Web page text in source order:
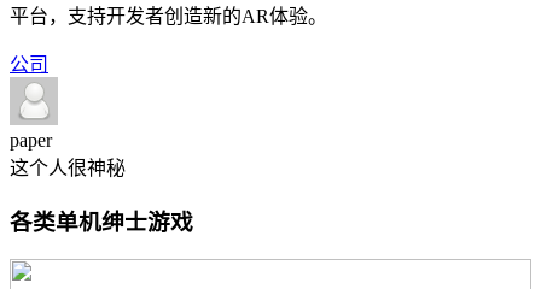
平台，支持开发者创造新的AR体验。
公司
paper
这个人很神秘
各类单机绅士游戏